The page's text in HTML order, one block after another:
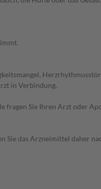
in Verbindung.
fragen Sie Ihren Arzt oder
das Arzneimittel daher